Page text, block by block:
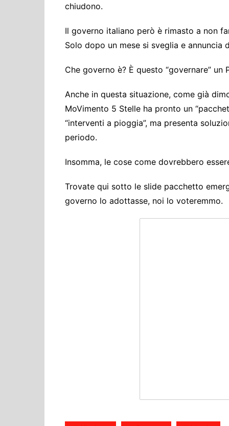
chiudono.
Il governo italiano però è rimasto a non
Solo dopo un mese si sveglia e
Che governo è? È questo “governare” un
Anche in questa situazione, come già
MoVimento 5 Stelle ha pronto un
“interventi a pioggia”, ma presenta
periodo.
Insomma, le cose come dovrebbero
Trovate qui sotto le slide pacchetto
governo lo adottasse, noi lo voteremmo.